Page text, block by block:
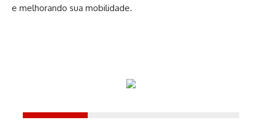
e melhorando sua mobilidade.